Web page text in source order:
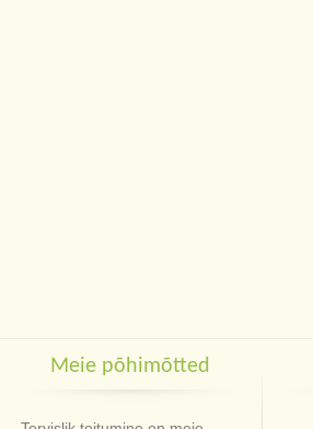
Meie põhimõtted